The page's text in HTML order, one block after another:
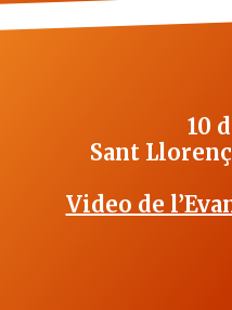
10
Sant
Video de